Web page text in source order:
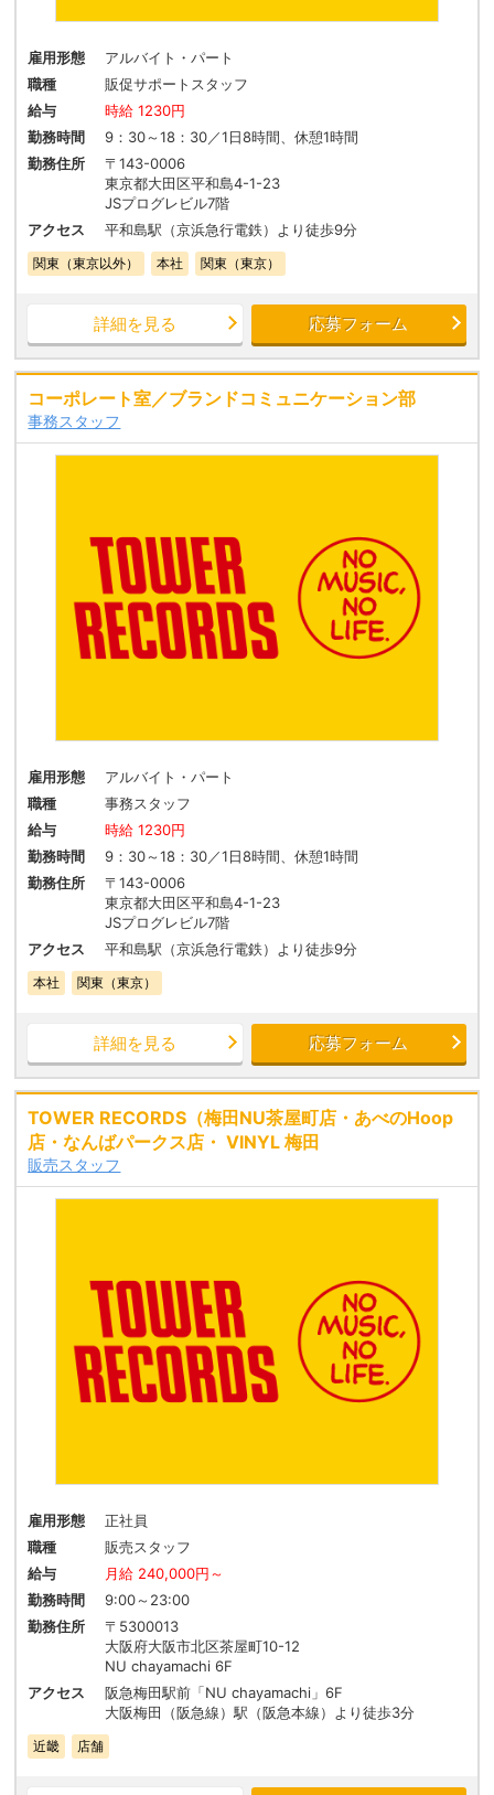
雇用形態
アルバイト・パート
職種
販促サポートスタッフ
給与
時給 1230円
勤務時間
9：30～18：30／1日8時間、休憩1時間
勤務住所
〒143-0006
東京都大田区平和島4-1-23
JSプログレビル7階
アクセス
平和島駅（京浜急行電鉄）より徒歩9分
関東（東京以外） 本社 関東（東京）
詳細を見る 応募フォーム
コーポレート室／ブランドコミュニケーション部
事務スタッフ
雇用形態
アルバイト・パート
職種
事務スタッフ
給与
時給 1230円
勤務時間
9：30～18：30／1日8時間、休憩1時間
勤務住所
〒143-0006
東京都大田区平和島4-1-23
JSプログレビル7階
アクセス
平和島駅（京浜急行電鉄）より徒歩9分
本社 関東（東京）
詳細を見る 応募フォーム
TOWER RECORDS（梅田NU茶屋町店・あべのHoop
店・なんばパークス店・ VINYL 梅田
販売スタッフ
雇用形態
正社員
職種
販売スタッフ
給与
月給 240,000円～
勤務時間
9:00～23:00
勤務住所
〒5300013
大阪府大阪市北区茶屋町10-12
NU chayamachi 6F
アクセス
阪急梅田駅前「NU chayamachi」6F
大阪梅田（阪急線）駅（阪急本線）より徒歩3分
近畿 店舗